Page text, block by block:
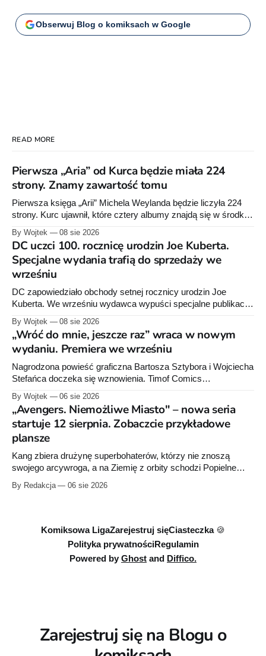
Obserwuj Blog o komiksach w Google
READ MORE
Pierwsza „Aria” od Kurca będzie miała 224
strony. Znamy zawartość tomu
Pierwsza księga „Arii” Michela Weylanda będzie liczyła 224
strony. Kurc ujawnił, które cztery albumy znajdą się w środku i
By Wojtek 08 sie 2026
DC uczci 100. rocznicę urodzin Joe Kuberta.
Specjalne wydania trafią do sprzedaży we
wrześniu
DC zapowiedziało obchody setnej rocznicy urodzin Joe
Kuberta. We wrześniu wydawca wypuści specjalne publikacje
sprzedaży niemal dokładnie w dniu jego urodzin.
By Wojtek 08 sie 2026
„Wróć do mnie, jeszcze raz” wraca w nowym
wydaniu. Premiera we wrześniu
Nagrodzona powieść graficzna Bartosza Sztybora i Wojciecha
Stefańca doczeka się wznowienia. Timof Comics
raz”, którego pierwsze wydanie ukazało się w 2015 roku.
By Wojtek 06 sie 2026
„Avengers. Niemożliwe Miasto" – nowa seria
startuje 12 sierpnia. Zobaczcie przykładowe
plansze
Kang zbiera drużynę superbohaterów, którzy nie znoszą
swojego arcywroga, a na Ziemię z orbity schodzi Popielne
serii Avengers autorstwa Jeda MacKaya trafia do sklepów 12
By Redakcja 06 sie 2026
Komiksowa LigaZarejestruj sięCiasteczka 🍪
Polityka prywatnościRegulamin
Powered by Ghost and Diffico.
Zarejestruj się na Blogu o